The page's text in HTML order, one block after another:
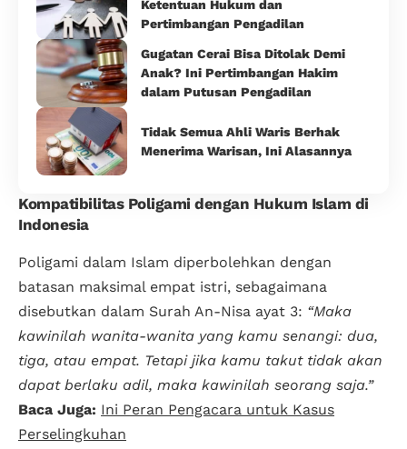
Ketentuan Hukum dan
Pertimbangan Pengadilan
Gugatan Cerai Bisa Ditolak Demi
Anak? Ini Pertimbangan Hakim
dalam Putusan Pengadilan
Tidak Semua Ahli Waris Berhak
Menerima Warisan, Ini Alasannya
Kompatibilitas Poligami dengan Hukum Islam di
Indonesia
Poligami dalam Islam diperbolehkan dengan
batasan maksimal empat istri, sebagaimana
disebutkan dalam Surah An-Nisa ayat 3: “Maka
kawinilah wanita-wanita yang kamu senangi: dua,
tiga, atau empat. Tetapi jika kamu takut tidak akan
dapat berlaku adil, maka kawinilah seorang saja.”
Baca Juga: Ini Peran Pengacara untuk Kasus
Perselingkuhan